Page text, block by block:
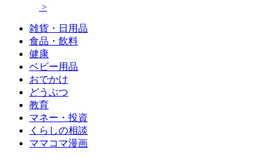
>
雑貨・日用品
食品・飲料
健康
ベビー用品
おでかけ
どうぶつ
教育
マネー・投資
くらしの相談
ママコマ漫画